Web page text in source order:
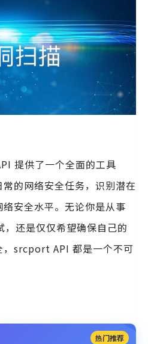
提供了一个全面的工具
的网络安全任务，识别潜在
安全水平。无论你是从事
还是仅仅希望确保自己的
，srcport API 都是一个不可
热门推荐